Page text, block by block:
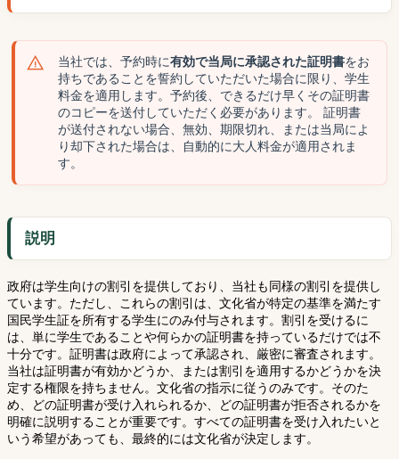
当社では、予約時に有効で当局に承認された証明書をお
持ちであることを誓約していただいた場合に限り、学生
料金を適用します。予約後、できるだけ早くその証明書
のコピーを送付していただく必要があります。 証明書
が送付されない場合、無効、期限切れ、または当局によ
り却下された場合は、自動的に大人料金が適用されま
す。
説明
政府は学生向けの割引を提供しており、当社も同様の割引を提供し
ています。ただし、これらの割引は、文化省が特定の基準を満たす
国民学生証を所有する学生にのみ付与されます。割引を受けるに
は、単に学生であることや何らかの証明書を持っているだけでは不
十分です。証明書は政府によって承認され、厳密に審査されます。
当社は証明書が有効かどうか、または割引を適用するかどうかを決
定する権限を持ちません。文化省の指示に従うのみです。そのた
め、どの証明書が受け入れられるか、どの証明書が拒否されるかを
明確に説明することが重要です。すべての証明書を受け入れたいと
いう希望があっても、最終的には文化省が決定します。